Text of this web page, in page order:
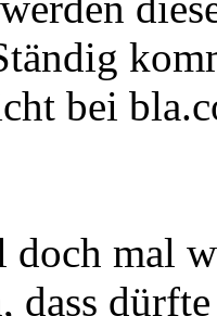
bei
mal
dass